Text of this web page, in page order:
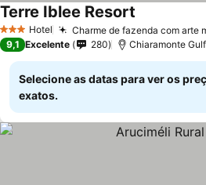
3 EstrelasHotel Charme de fazenda com arte
Terre Iblee Resort
9,1 Excelente 280 Chiaramonte
Selecione as datas para ver os
exatos.